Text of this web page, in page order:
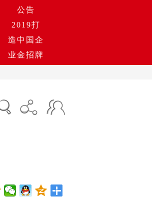
公告
2019打
造中国企
业金招牌